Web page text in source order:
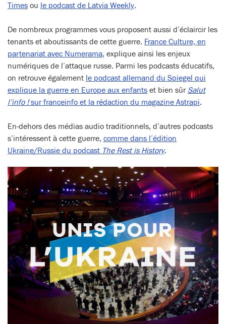
Times ou le podcast de Latvia Weekly.
De nombreux programmes vous proposent aussi d’éclaircir les
tenants et aboutissants de cette guerre. France Culture, en
partenariat avec Numerama, explique ainsi les enjeux
numériques de l’attaque russe. Parmi les podcasts éducatifs,
on retrouve également le podcast allemand du Spiegel qui
explique la guerre en Europe aux enfants et bien sûr Salut
l’info !sur franceinfo et la rédaction du magazine Astrapi.
En-dehors des médias audio traditionnels, d’autres podcasts
s’intéressent à cette guerre, comme dans l’édition
Ukraine/Russie du podcast The Rest is History.